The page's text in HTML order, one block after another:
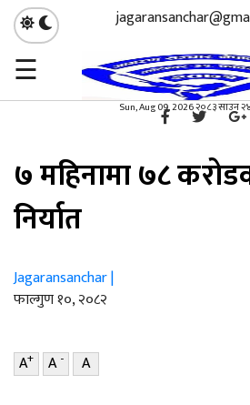
☰
Sun, Aug 09, 2026 २०८३ साउन
×
गृहपृष्ठ कृषि
कृषि
७ महिनामा ७८
निर्यात
Jagaransanchar |
फाल्गुण १०, २०८२
A+ A- A